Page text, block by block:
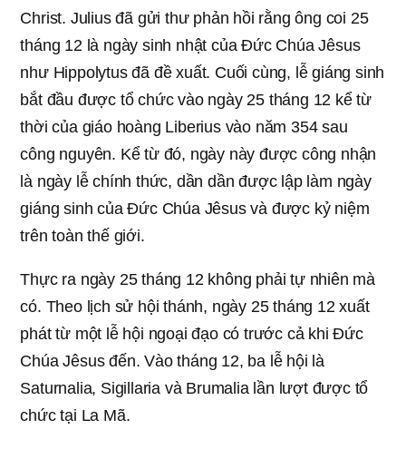
Christ. Julius đã gửi thư phản hồi rằng ông coi 25
tháng 12 là ngày sinh nhật của Đức Chúa Jêsus
như Hippolytus đã đề xuất. Cuối cùng, lễ giáng sinh
bắt đầu được tổ chức vào ngày 25 tháng 12 kể từ
thời của giáo hoàng Liberius vào năm 354 sau
công nguyên. Kể từ đó, ngày này được công nhận
là ngày lễ chính thức, dần dần được lập làm ngày
giáng sinh của Đức Chúa Jêsus và được kỷ niệm
trên toàn thế giới.
Thực ra ngày 25 tháng 12 không phải tự nhiên mà
có. Theo lịch sử hội thánh, ngày 25 tháng 12 xuất
phát từ một lễ hội ngoại đạo có trước cả khi Đức
Chúa Jêsus đến. Vào tháng 12, ba lễ hội là
Saturnalia, Sigillaria và Brumalia lần lượt được tổ
chức tại La Mã.